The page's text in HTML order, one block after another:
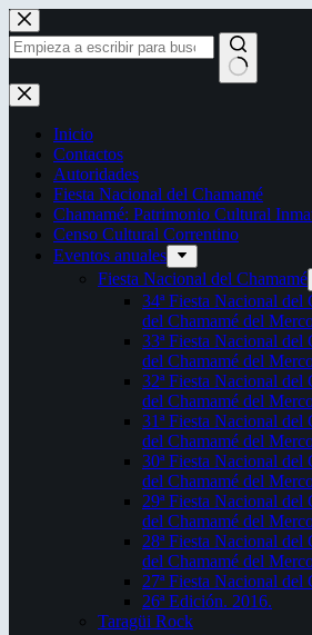
Saltar
al
contenido
Sin
resultados
Inicio
Contactos
Autoridades
Fiesta Nacional del Chamamé
Chamamé: Patrimonio Cultural
Censo Cultural Correntino
Eventos anuales
Fiesta Nacional del Chamamé
34ª Fiesta Nacional del
del Chamamé del
33ª Fiesta Nacional del
del Chamamé del
32ª Fiesta Nacional del
del Chamamé del
31ª Fiesta Nacional del
del Chamamé del
30ª Fiesta Nacional del
del Chamamé del
29ª Fiesta Nacional del
del Chamamé del
28ª Fiesta Nacional del
del Chamamé del
27ª Fiesta Nacional del
26ª Edición. 2016.
Taragüi Rock